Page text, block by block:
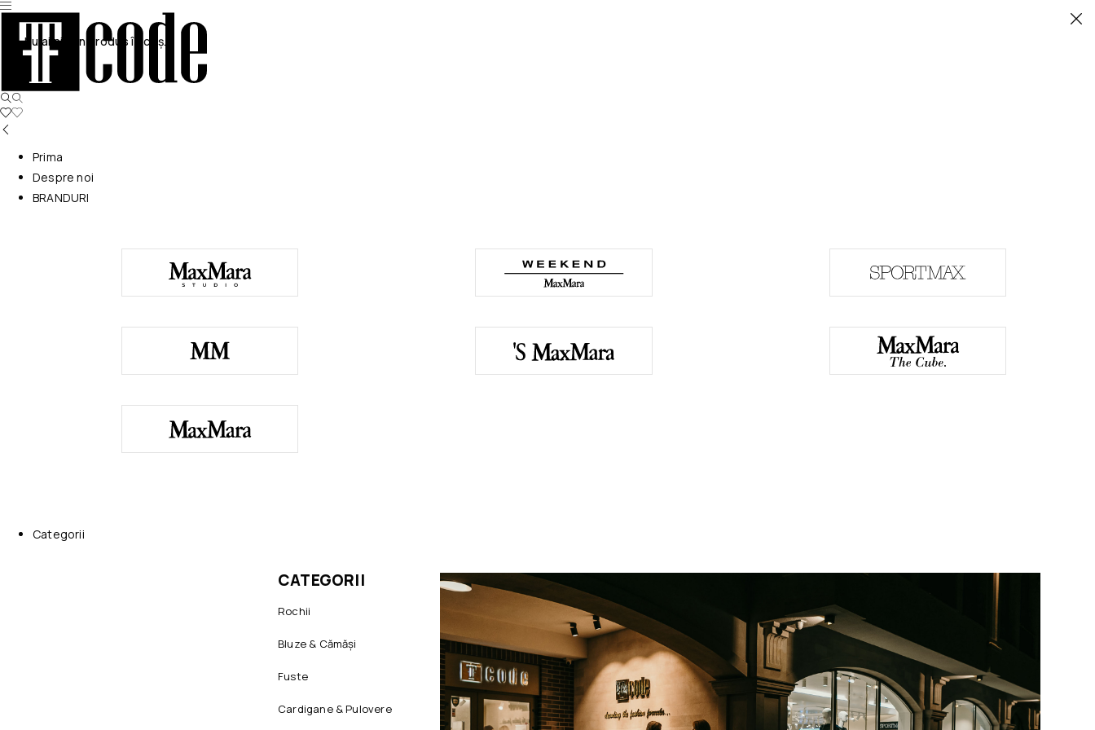
Nu ai niciun produs în coș.
Prima
Despre noi
BRANDURI
Categorii
CATEGORII
Rochii
Bluze & Cămăși
Fuste
Cardigane & Pulovere